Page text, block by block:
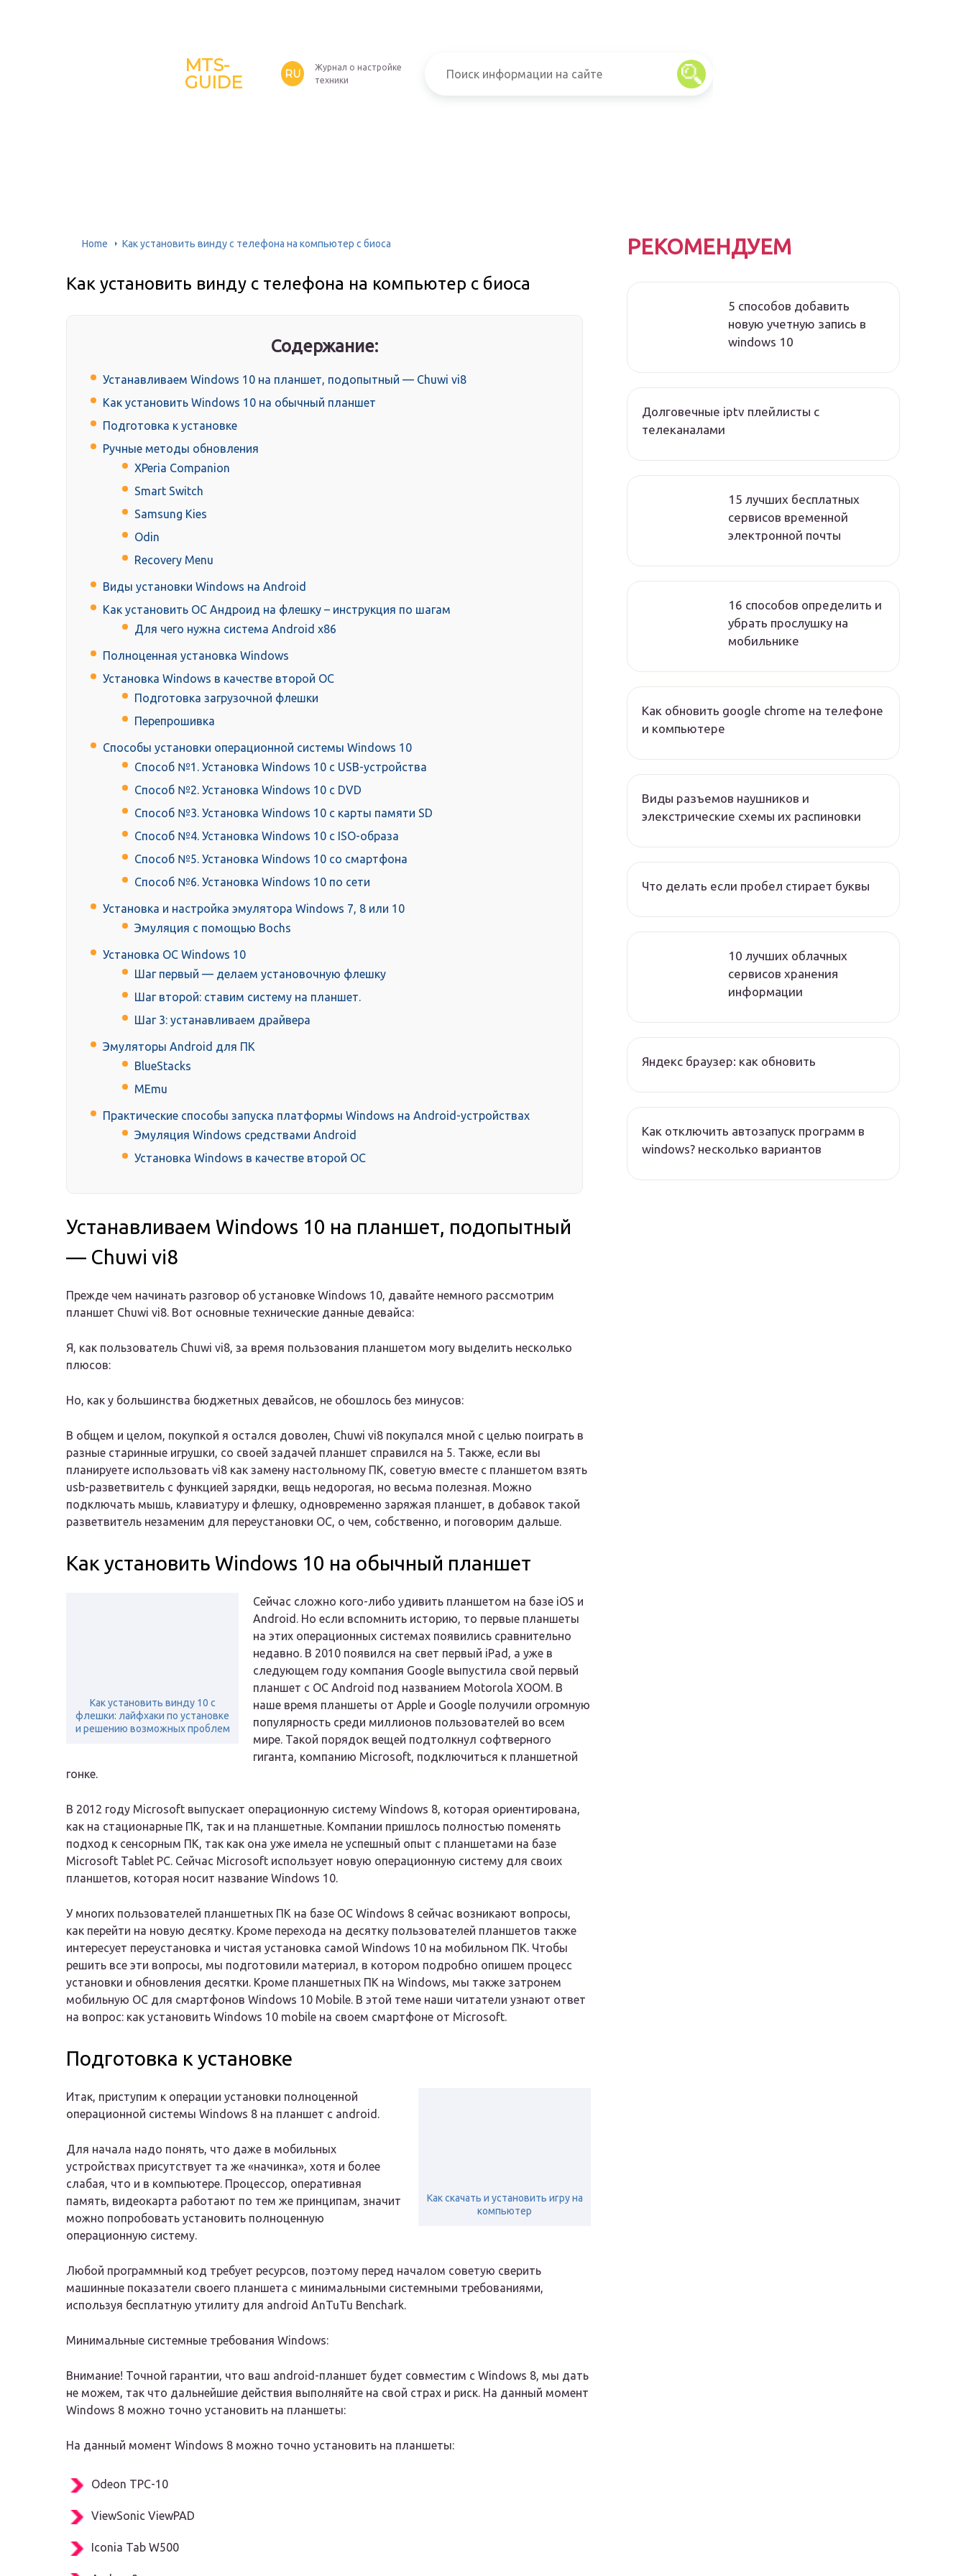
MTS-
GUIDE
RU
Журнал о настройке
техники
Home Как установить винду с телефона на компьютер с биоса
Как установить винду с телефона на компьютер с биоса
Содержание:
Устанавливаем Windows 10 на планшет, подопытный — Chuwi vi8
Как установить Windows 10 на обычный планшет
Подготовка к установке
Ручные методы обновления
XPeria Companion
Smart Switch
Samsung Kies
Odin
Recovery Menu
Виды установки Windows на Android
Как установить ОС Андроид на флешку – инструкция по шагам
Для чего нужна система Android x86
Полноценная установка Windows
Установка Windows в качестве второй ОС
Подготовка загрузочной флешки
Перепрошивка
Способы установки операционной системы Windows 10
Способ №1. Установка Windows 10 с USB-устройства
Способ №2. Установка Windows 10 с DVD
Способ №3. Установка Windows 10 с карты памяти SD
Способ №4. Установка Windows 10 с ISO-образа
Способ №5. Установка Windows 10 со смартфона
Способ №6. Установка Windows 10 по сети
Установка и настройка эмулятора Windows 7, 8 или 10
Эмуляция с помощью Bochs
Установка ОС Windows 10
Шаг первый — делаем установочную флешку
Шаг второй: ставим систему на планшет.
Шаг 3: устанавливаем драйвера
Эмуляторы Android для ПК
BlueStacks
MEmu
Практические способы запуска платформы Windows на Android-устройствах
Эмуляция Windows средствами Android
Установка Windows в качестве второй ОС
Устанавливаем Windows 10 на планшет, подопытный
— Chuwi vi8
Прежде чем начинать разговор об установке Windows 10, давайте немного рассмотрим
планшет Chuwi vi8. Вот основные технические данные девайса:
Я, как пользователь Chuwi vi8, за время пользования планшетом могу выделить несколько
плюсов:
Но, как у большинства бюджетных девайсов, не обошлось без минусов:
В общем и целом, покупкой я остался доволен, Chuwi vi8 покупался мной с целью поиграть в
разные старинные игрушки, со своей задачей планшет справился на 5. Также, если вы
планируете использовать vi8 как замену настольному ПК, советую вместе с планшетом взять
usb-разветвитель с функцией зарядки, вещь недорогая, но весьма полезная. Можно
подключать мышь, клавиатуру и флешку, одновременно заряжая планшет, в добавок такой
разветвитель незаменим для переустановки ОС, о чем, собственно, и поговорим дальше.
Как установить Windows 10 на обычный планшет
Как установить винду 10 с
флешки: лайфхаки по установке
и решению возможных проблем
Сейчас сложно кого-либо удивить планшетом на базе iOS и
Android. Но если вспомнить историю, то первые планшеты
на этих операционных системах появились сравнительно
недавно. В 2010 появился на свет первый iPad, а уже в
следующем году компания Google выпустила свой первый
планшет с ОС Android под названием Motorola XOOM. В
наше время планшеты от Apple и Google получили огромную
популярность среди миллионов пользователей во всем
мире. Такой порядок вещей подтолкнул софтверного
гиганта, компанию Microsoft, подключиться к планшетной
гонке.
В 2012 году Microsoft выпускает операционную систему Windows 8, которая ориентирована,
как на стационарные ПК, так и на планшетные. Компании пришлось полностью поменять
подход к сенсорным ПК, так как она уже имела не успешный опыт с планшетами на базе
Microsoft Tablet PC. Сейчас Microsoft использует новую операционную систему для своих
планшетов, которая носит название Windows 10.
У многих пользователей планшетных ПК на базе ОС Windows 8 сейчас возникают вопросы,
как перейти на новую десятку. Кроме перехода на десятку пользователей планшетов также
интересует переустановка и чистая установка самой Windows 10 на мобильном ПК. Чтобы
решить все эти вопросы, мы подготовили материал, в котором подробно опишем процесс
установки и обновления десятки. Кроме планшетных ПК на Windows, мы также затронем
мобильную ОС для смартфонов Windows 10 Mobile. В этой теме наши читатели узнают ответ
на вопрос: как установить Windows 10 mobile на своем смартфоне от Microsoft.
Подготовка к установке
Как скачать и установить игру на
компьютер
Итак, приступим к операции установки полноценной
операционной системы Windows 8 на планшет с android.
Для начала надо понять, что даже в мобильных
устройствах присутствует та же «начинка», хотя и более
слабая, что и в компьютере. Процессор, оперативная
память, видеокарта работают по тем же принципам, значит
можно попробовать установить полноценную
операционную систему.
Любой программный код требует ресурсов, поэтому перед началом советую сверить
машинные показатели своего планшета с минимальными системными требованиями,
используя бесплатную утилиту для android AnTuTu Benchark.
Минимальные системные требования Windows:
Внимание! Точной гарантии, что ваш android-планшет будет совместим с Windows 8, мы дать
не можем, так что дальнейшие действия выполняйте на свой страх и риск. На данный момент
Windows 8 можно точно установить на планшеты:
На данный момент Windows 8 можно точно установить на планшеты:
Odeon TPC-10
ViewSonic ViewPAD
Iconia Tab W500
РЕКОМЕНДУЕМ
5 способов добавить
новую учетную запись в
windows 10
Долговечные iptv плейлисты с
телеканалами
15 лучших бесплатных
сервисов временной
электронной почты
16 способов определить и
убрать прослушку на
мобильнике
Как обновить google chrome на телефоне
и компьютере
Виды разъемов наушников и
элекстрические схемы их распиновки
Что делать если пробел стирает буквы
10 лучших облачных
сервисов хранения
информации
Яндекс браузер: как обновить
Как отключить автозапуск программ в
windows? несколько вариантов